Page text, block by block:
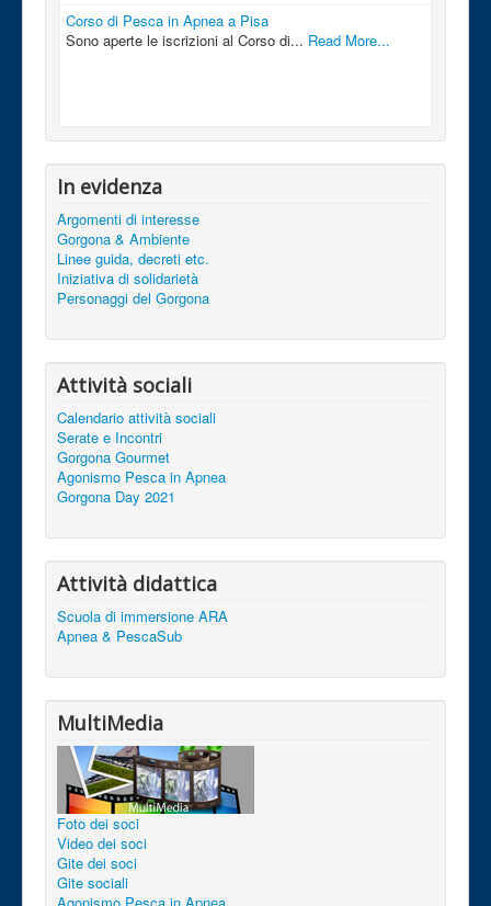
Corso di Pesca in Apnea a Pisa
Sono aperte le iscrizioni al Corso di... Read More...
In evidenza
Argomenti di interesse
Gorgona & Ambiente
Linee guida, decreti etc.
Iniziativa di solidarietà
Personaggi del Gorgona
Attività sociali
Calendario attività sociali
Serate e Incontri
Gorgona Gourmet
Agonismo Pesca in Apnea
Gorgona Day 2021
Attività didattica
Scuola di immersione ARA
Apnea & PescaSub
MultiMedia
Foto dei soci
Video dei soci
Gite dei soci
Gite sociali